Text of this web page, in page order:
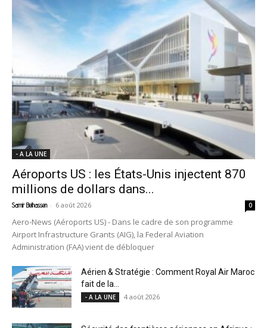
- A LA UNE
Aéroports US : les États-Unis injectent 870
millions de dollars dans...
Samir Belhassen - 6 août 2026 0
Aero-News (Aéroports US) - Dans le cadre de son programme
Airport Infrastructure Grants (AIG), la Federal Aviation
Administration (FAA) vient de débloquer
Aérien & Stratégie : Comment Royal Air Maroc
fait de la...
- A LA UNE 4 août 2026